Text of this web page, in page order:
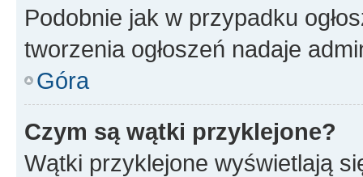
Podobnie jak w przypadku
tworzenia ogłoszeń nadaje
Góra
Czym są wątki przyklejone?
Wątki przyklejone wyświetlają